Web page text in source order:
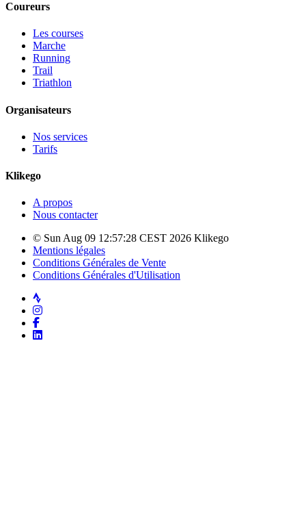
Coureurs
Les courses
Marche
Running
Trail
Triathlon
Organisateurs
Nos services
Tarifs
Klikego
A propos
Nous contacter
© Sun Aug 09 12:57:28 CEST 2026 Klikego
Mentions légales
Conditions Générales de Vente
Conditions Générales d'Utilisation
Strava
Instagram
Facebook
LinkedIn